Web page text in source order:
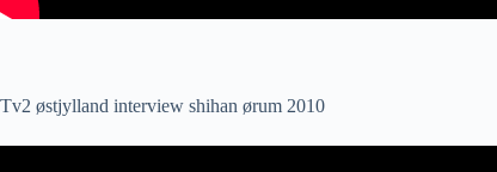
Tv2 østjylland interview shihan ørum 2010